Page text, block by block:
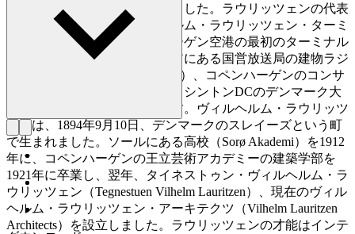
用芸術であるべきだと主張しました。ラウリッツェンの代表
的な作品には、現在ヴィルヘルム・ラウリッツェン・ターミ
ナルとして知られるコペンハーゲン空港の最初のターミナル
（1939年）、フレデリクスベアにある国営放送局の建物ラジ
オハウス（Radiohuset、1945 年）、コペンハーゲンのコンサ
ートホールVega（1956年）、ワシントンDCのデンマーク大
使館（1960年）などがあります。ヴィルヘルム・ラウリッツ
ェンは、1894年9月10日、デンマークのスレイーズという町
で生まれました。ソールにある高校（Sorø Akademi）を1912
年に、コペンハーゲンの王立芸術アカデミーの建築学部を
1921年に卒業し、翌年、タイネストゥン・ヴィルヘルム・ラ
ウリッツェン（Tegnestuen Vilhelm Lauritzen）、現在のヴィル
ヘルム・ラウリッツェン・アーキテクツ（Vilhelm Lauritzen
Architects）を設立しました。ラウリッツェンの才能はインテ